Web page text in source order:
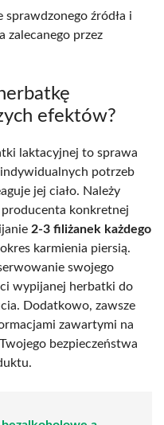
sprawdzonego źródła i
zalecanego przez
efektów?
laktacyjnej to sprawa
potrzeb
jej ciało. Należy
konkretnej
2-3 filiżanek każdego
karmienia piersią.
swojego
wypijanej herbatki do
Dodatkowo, zawsze
zawartymi na
bezpieczeństwa